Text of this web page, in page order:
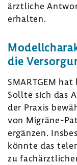
ärzt­liche
erhalten.
die
SMARTGEM
Sollte sich das
der Praxis
von Migräne-​
ergänzen.
könnte das
zu